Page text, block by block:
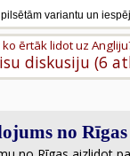
variantu un
ērtāk lidot uz
diskusiju (6
no